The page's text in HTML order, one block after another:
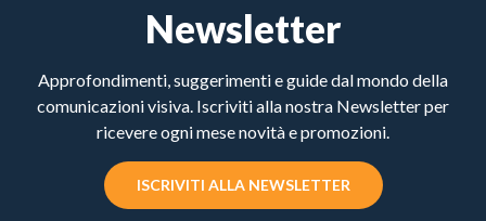
Newsletter
Approfondimenti, suggerimenti e guide dal mondo della
comunicazioni visiva. Iscriviti alla nostra Newsletter per
ricevere ogni mese novità e promozioni.
ISCRIVITI ALLA NEWSLETTER